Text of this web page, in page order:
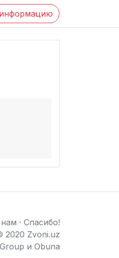
· Спасибо!
2020 Zvoni.uz
и Obuna